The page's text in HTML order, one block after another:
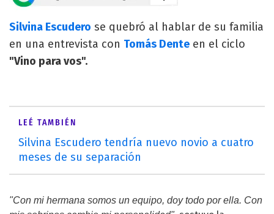
Silvina Escudero se quebró al hablar de su familia
en una entrevista con Tomás Dente en el ciclo
"Vino para vos".
LEÉ TAMBIÉN
Silvina Escudero tendría nuevo novio a cuatro
meses de su separación
"Con mi hermana somos un equipo, doy todo por ella. Con